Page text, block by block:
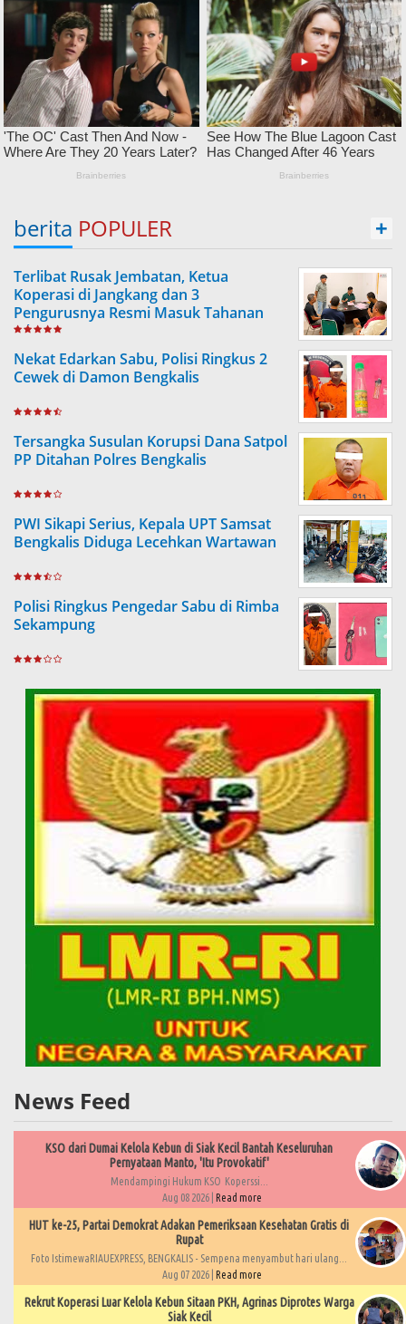
berita POPULER +
Terlibat Rusak Jembatan, Ketua
Koperasi di Jangkang dan 3
Pengurusnya Resmi Masuk Tahanan
Jaksa
Nekat Edarkan Sabu, Polisi Ringkus 2
Cewek di Damon Bengkalis
Tersangka Susulan Korupsi Dana Satpol
PP Ditahan Polres Bengkalis
PWI Sikapi Serius, Kepala UPT Samsat
Bengkalis Diduga Lecehkan Wartawan
Polisi Ringkus Pengedar Sabu di Rimba
Sekampung
News Feed
KSO dari Dumai Kelola Kebun di Siak Kecil Bantah Keseluruhan
Pernyataan Manto, 'Itu Provokatif'
Mendampingi Hukum KSO Koperssi...
Aug 08 2026 | Read more
HUT ke-25, Partai Demokrat Adakan Pemeriksaan Kesehatan Gratis di
Rupat
Foto IstimewaRIAUEXPRESS, BENGKALIS - Sempena menyambut hari ulang...
Aug 07 2026 | Read more
Rekrut Koperasi Luar Kelola Kebun Sitaan PKH, Agrinas Diprotes Warga
Siak Kecil